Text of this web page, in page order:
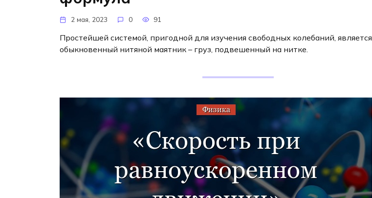
2 мая, 2023 0 91
Простейшей системой, пригодной для изучения свободных колебаний, является
обыкновенный нитяной маятник – груз, подвешенный на нитке.